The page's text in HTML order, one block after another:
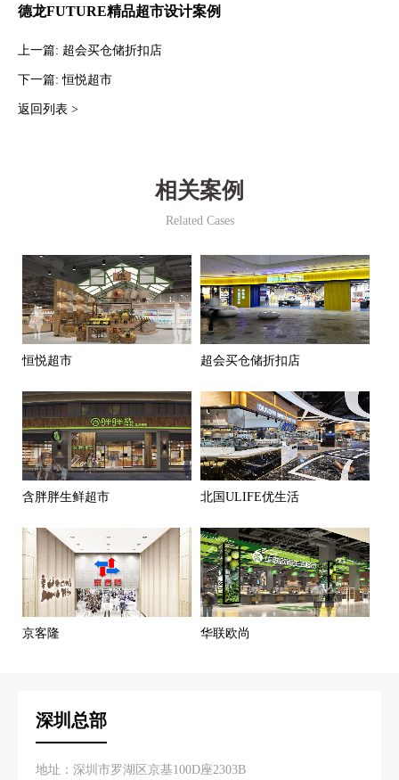
德龙FUTURE精品超市设计案例
上一篇: 超会买仓储折扣店
下一篇: 恒悦超市
返回列表 >
相关案例
Related Cases
恒悦超市 超会买仓储折扣店
含胖胖生鲜超市 北国ULIFE优生活
京客隆 华联欧尚
深圳总部
地址：深圳市罗湖区京基100D座2303B